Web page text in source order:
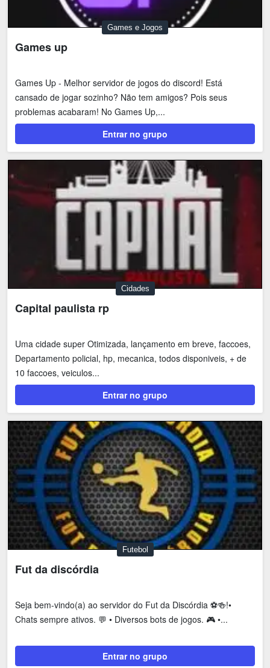
Games e Jogos
Games up
Games Up - Melhor servidor de jogos do discord! Está
cansado de jogar sozinho? Não tem amigos? Pois seus
problemas acabaram! No Games Up,...
Entrar no grupo
Cidades
Capital paulista rp
Uma cidade super Otimizada, lançamento em breve, faccoes,
Departamento policial, hp, mecanica, todos disponiveis, + de
10 faccoes, veiculos...
Entrar no grupo
Futebol
Fut da discórdia
Seja bem-vindo(a) ao servidor do Fut da Discórdia ⚽️🍻!•
Chats sempre ativos. 💬 • Diversos bots de jogos. 🎮 •...
Entrar no grupo